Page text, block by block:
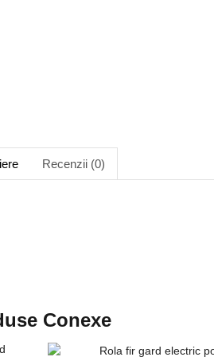
Recenzii (0)
Conexe